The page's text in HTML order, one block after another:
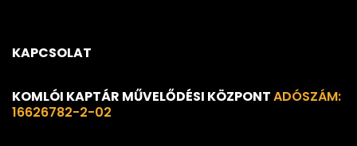
KAPCSOLAT
KOMLÓI KAPTÁR MŰVELŐDÉSI KÖZPONTADÓSZÁM:
16626782-2-02